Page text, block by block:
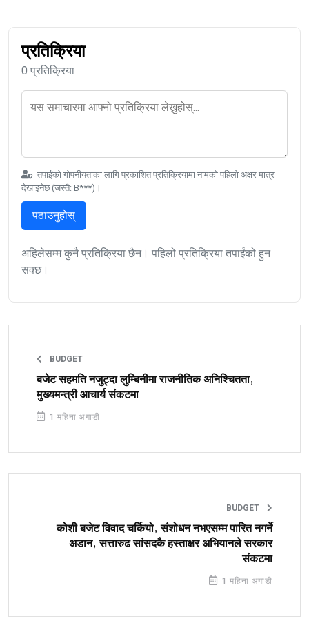
प्रतिक्रिया
0 प्रतिक्रिया
तपाईंको गोपनीयताका लागि प्रकाशित प्रतिक्रियामा नामको पहिलो अक्षर मात्र
देखाइनेछ (जस्तै: B***)।
पठाउनुहोस्
अहिलेसम्म कुनै प्रतिक्रिया छैन। पहिलो प्रतिक्रिया तपाईंको हुन
सक्छ।
BUDGET
बजेट सहमति नजुट्दा लुम्बिनीमा राजनीतिक अनिश्चितता,
मुख्यमन्त्री आचार्य संकटमा
1 महिना अगाडी
BUDGET
कोशी बजेट विवाद चर्कियो, संशोधन नभएसम्म पारित नगर्ने
अडान, सत्तारुढ सांसदकै हस्ताक्षर अभियानले सरकार
संकटमा
1 महिना अगाडी